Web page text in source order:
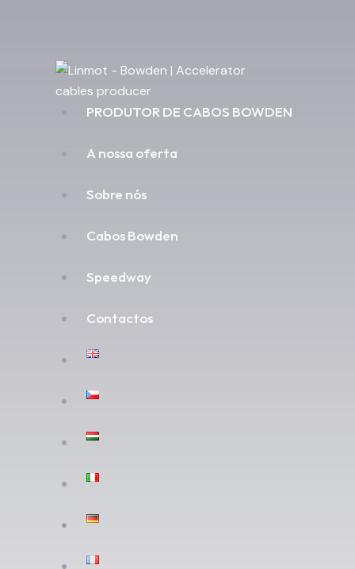
PRODUTOR DE CABOS BOWDEN
A nossa oferta
Sobre nós
Cabos Bowden
Speedway
Contactos